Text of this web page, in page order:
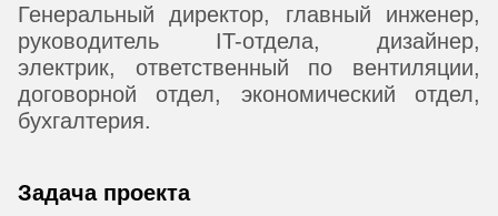
Генеральный директор, главный инженер,
руководитель IT-отдела, дизайнер,
электрик, ответственный по вентиляции,
договорной отдел, экономический отдел,
бухгалтерия.
Задача проекта